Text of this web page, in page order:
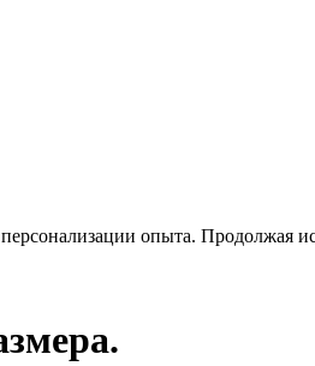
опыта. Продолжая